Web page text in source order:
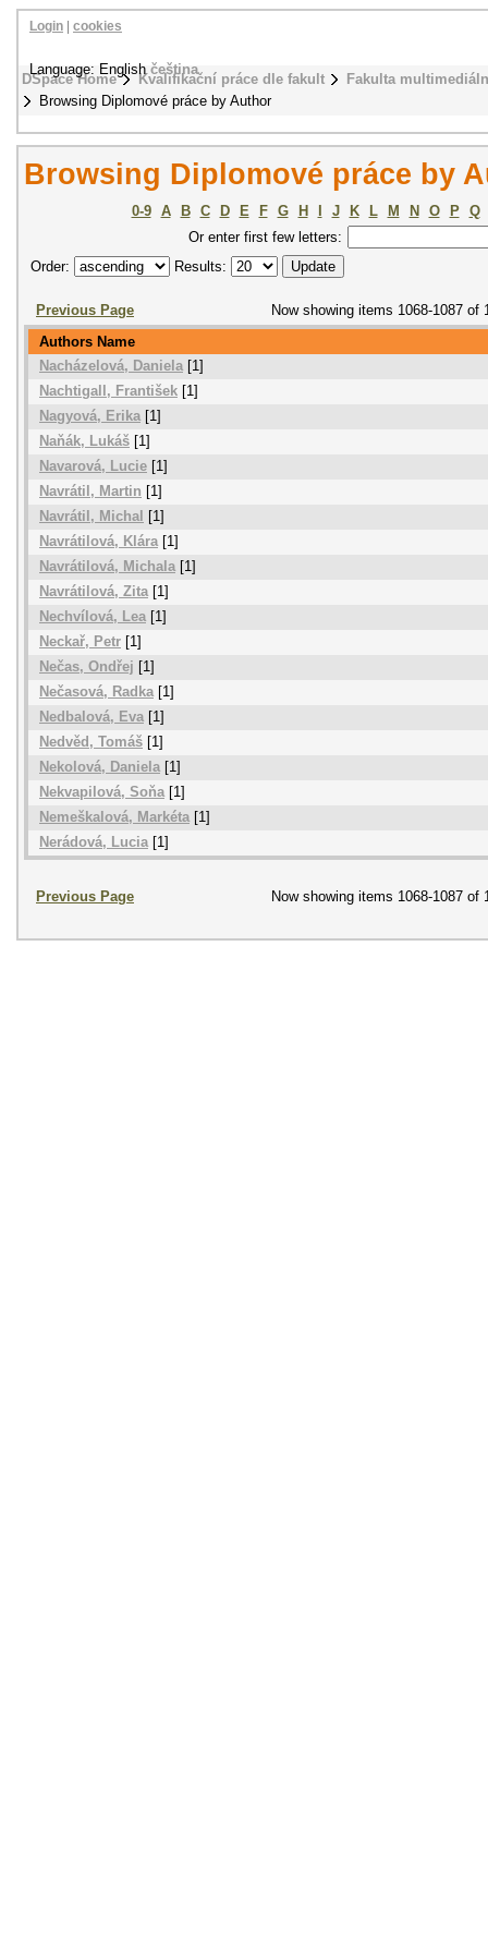
DSpace Home Kvalifikační práce dle fakult
Fakulta
Browsing Diplomové práce by Author
Login cookies
Language: Englishčeština
Browsing Diplomové práce by
0-9 A B C D E F G H J K L M N O P
Q
Or enter first few letters:
Order:
Results:
Previous Page
Now showing items 1068-1087 of
Authors Name
Nacházelová, Daniela [1]
Nachtigall, František [1]
Nagyová, Erika [1]
Naňák, Lukáš [1]
Navarová, Lucie [1]
Navrátil, Martin [1]
Navrátil, Michal
[1]
Navrátilová, Klára[1]
Navrátilová, Michala [1]
Navrátilová, Zita[1]
Nechvílová, Lea [1]
Neckař, Petr [1]
Nečas, Ondřej [1]
Nečasová, Radka[1]
Nedbalová, Eva [1]
Nedvěd, Tomáš [1]
Nekolová, Daniela [1]
Nekvapilová, Soňa[1]
Nemeškalová, Markéta [1]
Nerádová, Lucia[1]
Previous Page Now showing items 1068-1087 of